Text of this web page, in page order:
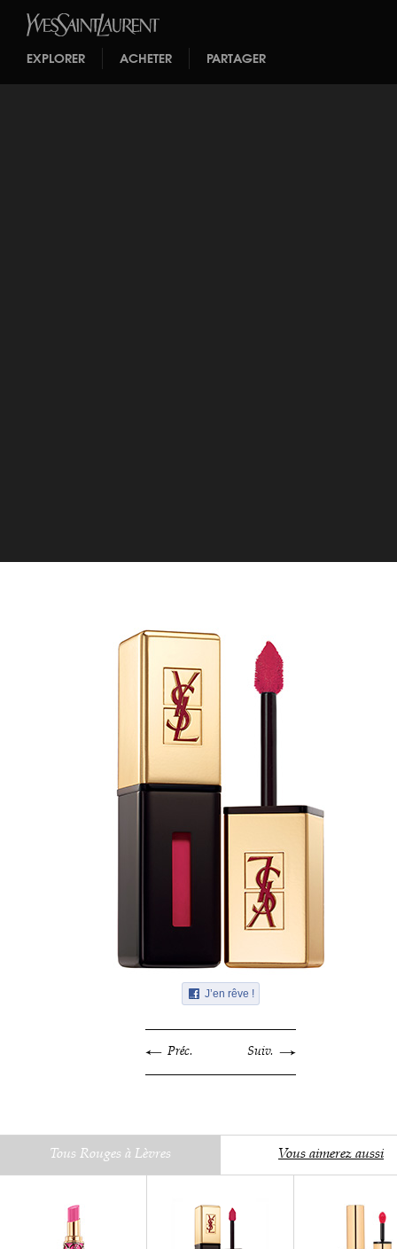
EXPLORER ACHETER PARTAGER
J’en rêve !
Préc. Suiv.
Tous Rouges à Lèvres Vous aimerez aussi